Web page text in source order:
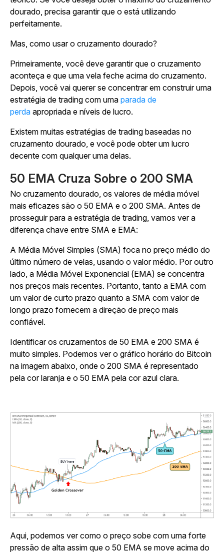
dourado, precisa garantir que o está utilizando
perfeitamente.
Mas, como usar o cruzamento dourado?
Primeiramente, você deve garantir que o cruzamento
aconteça e que uma vela feche acima do cruzamento.
Depois, você vai querer se concentrar em construir uma
estratégia de trading com uma parada de
perda apropriada e níveis de lucro.
Existem muitas estratégias de trading baseadas no
cruzamento dourado, e você pode obter um lucro
decente com qualquer uma delas.
50 EMA Cruza Sobre o 200 SMA
No cruzamento dourado, os valores de média móvel
mais eficazes são o 50 EMA e o 200 SMA. Antes de
prosseguir para a estratégia de trading, vamos ver a
diferença chave entre SMA e EMA:
A Média Móvel Simples (SMA) foca no preço médio do
último número de velas, usando o valor médio. Por outro
lado, a Média Móvel Exponencial (EMA) se concentra
nos preços mais recentes. Portanto, tanto a EMA com
um valor de curto prazo quanto a SMA com valor de
longo prazo fornecem a direção de preço mais
confiável.
Identificar os cruzamentos de 50 EMA e 200 SMA é
muito simples. Podemos ver o gráfico horário do Bitcoin
na imagem abaixo, onde o 200 SMA é representado
pela cor laranja e o 50 EMA pela cor azul clara.
Aqui, podemos ver como o preço sobe com uma forte
pressão de alta assim que o 50 EMA se move acima do